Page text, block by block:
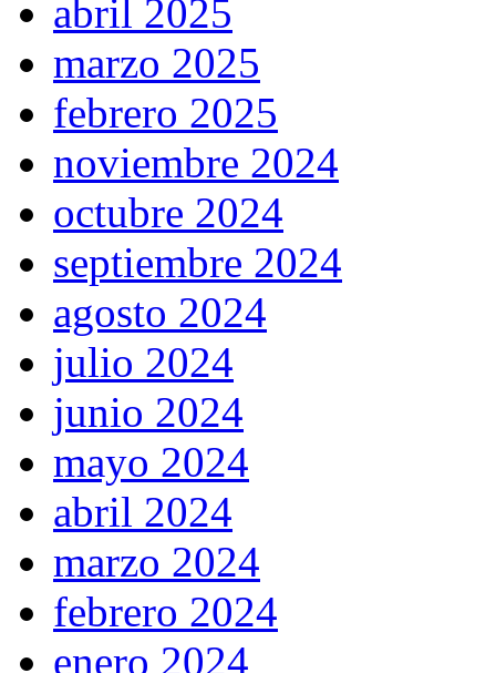
abril 2025
marzo 2025
febrero 2025
noviembre 2024
octubre 2024
septiembre 2024
agosto 2024
julio 2024
junio 2024
mayo 2024
abril 2024
marzo 2024
febrero 2024
enero 2024